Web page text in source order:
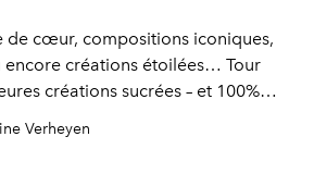
de cœur, compositions iconiques,
encore créations étoilées… Tour
créations sucrées – et 100%
miser pour déclarer sa flamme en
2022.
Verheyen